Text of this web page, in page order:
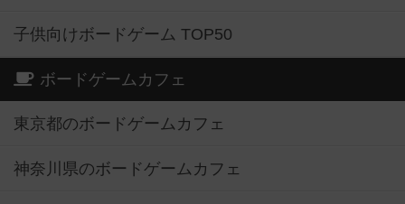
子供向けボードゲーム TOP50
ボードゲームカフェ
東京都のボードゲームカフェ
神奈川県のボードゲームカフェ